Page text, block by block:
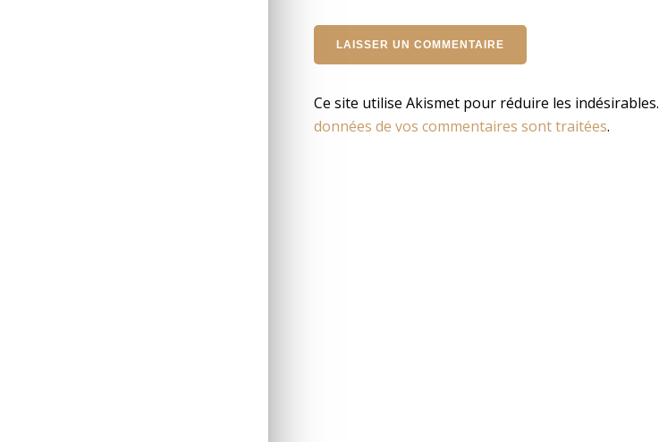
Ce site utilise Akismet pour réduire les indésirables.
données de vos commentaires sont traitées.